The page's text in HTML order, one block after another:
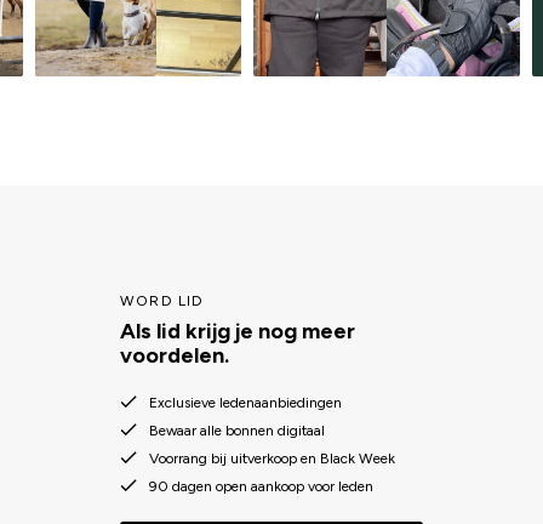
WORD LID
Als lid krijg je nog meer
voordelen.
Exclusieve ledenaanbiedingen
Bewaar alle bonnen digitaal
Voorrang bij uitverkoop en Black Week
90 dagen open aankoop voor leden